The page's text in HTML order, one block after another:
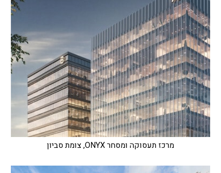
מרכז תעסוקה ומסחר ONYX, צומת סביון